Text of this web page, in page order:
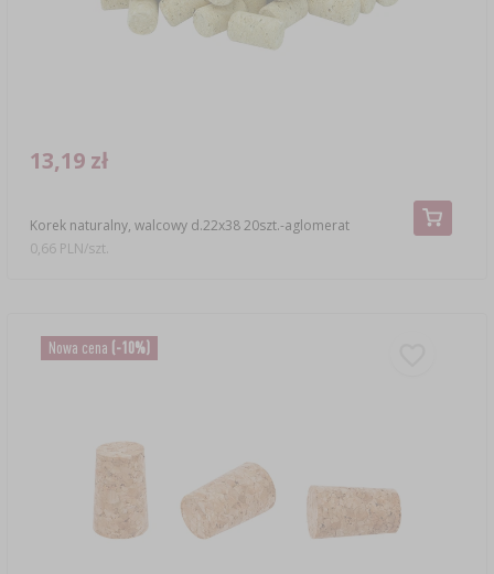
Korek naturalny, walcowy d.22x38 20szt.-aglomerat
13,19 zł
0,66 PLN/szt.
Nowa cena (-10%)